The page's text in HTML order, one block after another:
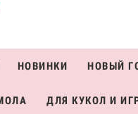
НОВИНКИ НОВЫЙ
ДЛЯ КУКОЛ И